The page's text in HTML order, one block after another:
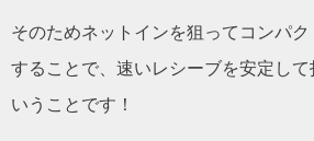
そのためネットインを狙ってコンパ
することで、速いレシーブを安定し
いうことです！